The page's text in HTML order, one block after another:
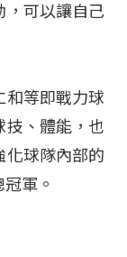
，可以讓自己
和等即戰力球
技、體能，也
化球隊內部的
軍。